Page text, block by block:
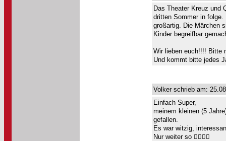
Das Theater Kreuz und
dritten Sommer in folge.
großartig. Die Märchen
Kinder begreifbar
Wir lieben euch!!!! Bitte
Und kommt bitte jedes
Volker schrieb am:
Einfach Super,
meinem kleinen (5
gefallen.
Es war witzig,
Nur weiter so 👍🏼👍🏼